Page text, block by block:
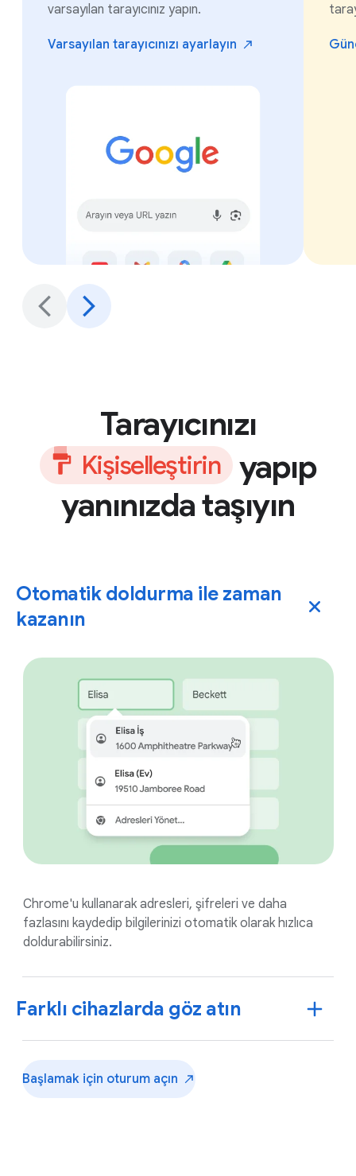
varsayılan tarayıcınız yapın.
Varsayılan tarayıcınızı ayarlayın
Tarayıcınızı
Kişiselleştirin yapıp
yanınızda taşıyın
Otomatik doldurma ile zaman
kazanın
Chrome'u kullanarak adresleri, şifreleri ve daha
fazlasını kaydedip bilgilerinizi otomatik olarak hızlıca
doldurabilirsiniz.
Farklı cihazlarda göz atın
Başlamak için oturum açın